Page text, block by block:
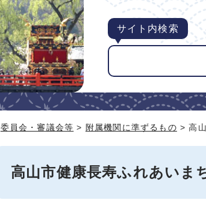
サイト内検索
委員会・審議会等 > 附属機関に準ずるもの > 高
高山市健康長寿ふれあいま